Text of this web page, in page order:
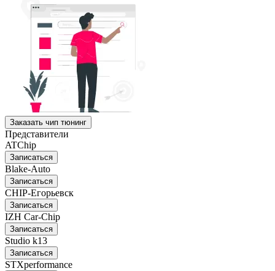
Заказать чип тюнинг
Представители
ATChip
Записаться
Blake-Auto
Записаться
CHIP-Егорьевск
Записаться
IZH Car-Chip
Записаться
Studio k13
Записаться
STXperformance